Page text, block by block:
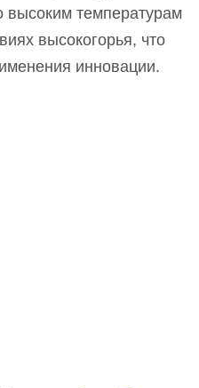
высоким температурам
высокогорья, что
инновации.